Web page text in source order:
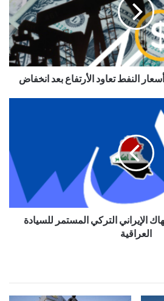
الإيراني التركي المستمر للسيادة
العراقية